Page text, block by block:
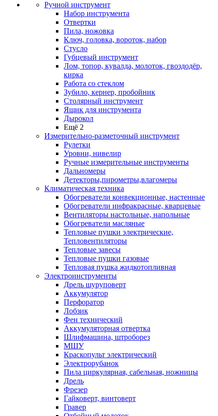
Ручной инструмент
Набор инструмента
Отвертки
Пила, ножовка
Ключ, головка, вороток, набор
Стусло
Губцевый инструмент
Лом, топор, кувалда, молоток, гвоздодёр,
кирка
Работа со стеклом
Зубило, кернер, пробойник
Столярный инструмент
Ящик для инструмента
Дырокол
Ещё 2
Измерительно-разметочный инструмент
Рулетки
Уровни, нивелир
Ручные измерительные инструменты
Дальномеры
Детекторы,пирометры,влагомеры
Климатическая техника
Обогреватели конвекционные, настенные
Обогреватели инфракрасные, кварцевые
Вентиляторы настольные, напольные
Обогреватели масляные
Тепловые пушки электрические,
Тепловентиляторы
Тепловые завесы
Тепловые пушки газовые
Тепловая пушка жидкотопливная
Электроинструменты
Дрель шуруповерт
Аккумулятор
Перфоратор
Лобзик
Фен технический
Аккумуляторная отвертка
Шлифмашина, штроборез
МШУ
Краскопульт электрический
Электрорубанок
Пила циркулярная, сабельная, ножницы
Дрель
Фрезер
Гайковерт, винтоверт
Гравер